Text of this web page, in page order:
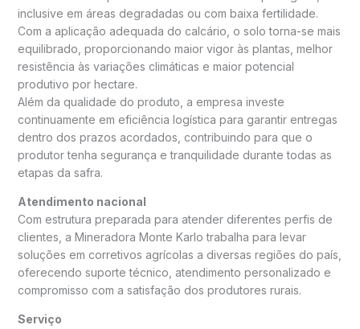
inclusive em áreas degradadas ou com baixa fertilidade.
Com a aplicação adequada do calcário, o solo torna-se mais
equilibrado, proporcionando maior vigor às plantas, melhor
resistência às variações climáticas e maior potencial
produtivo por hectare.
Além da qualidade do produto, a empresa investe
continuamente em eficiência logística para garantir entregas
dentro dos prazos acordados, contribuindo para que o
produtor tenha segurança e tranquilidade durante todas as
etapas da safra.
Atendimento nacional
Com estrutura preparada para atender diferentes perfis de
clientes, a Mineradora Monte Karlo trabalha para levar
soluções em corretivos agrícolas a diversas regiões do país,
oferecendo suporte técnico, atendimento personalizado e
compromisso com a satisfação dos produtores rurais.
Serviço